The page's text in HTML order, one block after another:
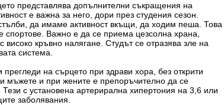
представлява допълнителни съкращения на
е важна за него, дори през студения сезон.
да имаме активност вкъщи, да ходим пеша. Това
спортове. Важно е да се приема цезсолна храна,
високо кръвно налягане. Студът се отразява зле на
система.
на сърцето при здрави хора, без открити
мъжете и при жените е препоръчително да се
с установена артерирална хипертония на 3,6 или
заболявания.